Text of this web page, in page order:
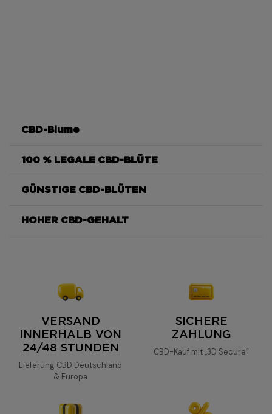
CBD-Blume
ultra concentrée
fleurs de chanvre soigneusement
taux de CBD exceptionnel
en terpènes
homogène, puissant et
concentration élevée de 83 %
de CBD
CBD puissant
aromatique équilibré
notes
100 % LEGALE CBD-BLÜTE
0,3%
GÜNSTIGE CBD-BLÜTEN
HOHER CBD-GEHALT
VERSAND
INNERHALB VON
24/48 STUNDEN
Lieferung CBD Deutschland
& Europa
SICHERE
ZAHLUNG
CBD-Kauf mit „3D Secure”